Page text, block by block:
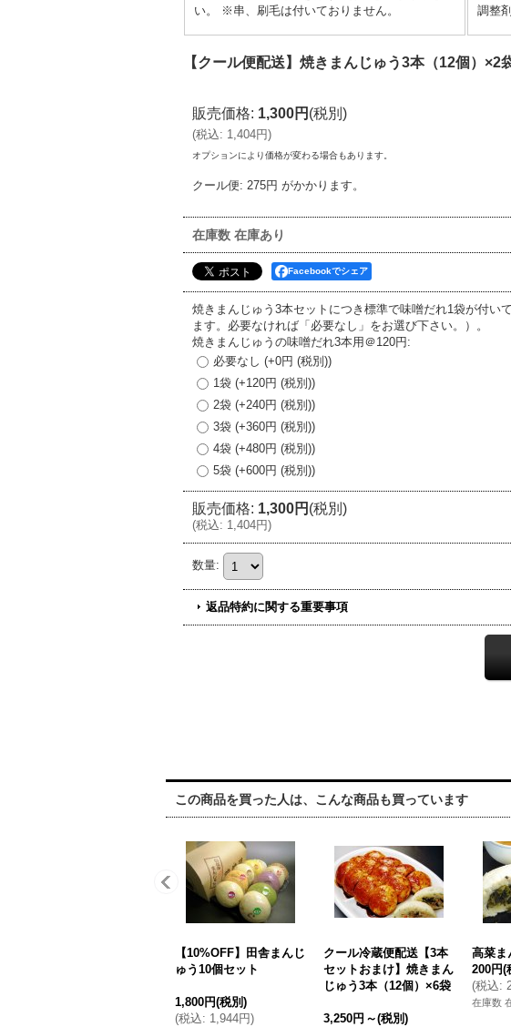
い。 ※串、刷毛は付いておりません。
調整
【クール便配送】焼きまんじゅう3本（12個）×2
販売価格: 1,300円 (税別)
(税込: 1,404円)
オプションにより価格が変わる場合もあります。
クール便: 275円 がかかります。
在庫数 在庫あり
Facebookでシェア
焼きまんじゅう3本セットにつき標準で味噌だれ1袋が付い
ます。必要なければ「必要なし」をお選び下さい。）。
焼きまんじゅうの味噌だれ3本用＠120円 :
必要なし (+0円 (税別))
1袋 (+120円 (税別))
2袋 (+240円 (税別))
3袋 (+360円 (税別))
4袋 (+480円 (税別))
5袋 (+600円 (税別))
販売価格: 1,300円 (税別)
(税込: 1,404円)
数量:
返品特約に関する重要事項
この商品を買った人は、こんな商品も買っています
【10%OFF】田舎まんじ
ゅう10個セット
1,800円(税別)
(税込: 1,944円)
クール冷蔵便配送【3本
セットおまけ】焼きまん
じゅう3本（12個）×6袋
3,250円 ～(税別)
高菜ま
200円(
(税込:
在庫数